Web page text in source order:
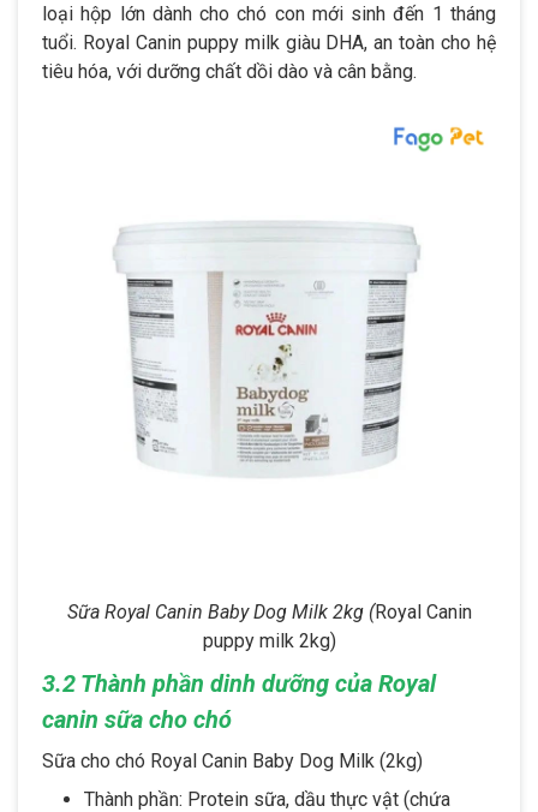
loại hộp lớn dành cho chó con mới sinh đến 1 tháng
tuổi. Royal Canin puppy milk giàu DHA, an toàn cho hệ
tiêu hóa, với dưỡng chất dồi dào và cân bằng.
Sữa Royal Canin Baby Dog Milk 2kg (Royal Canin
puppy milk 2kg)
3.2 Thành phần dinh dưỡng của Royal
canin sữa cho chó
Sữa cho chó Royal Canin Baby Dog Milk (2kg)
Thành phần: Protein sữa, dầu thực vật (chứa